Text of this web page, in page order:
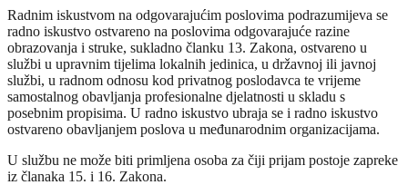
Radnim iskustvom na odgovarajućim poslovima podrazumijeva se
radno iskustvo ostvareno na poslovima odgovarajuće razine
obrazovanja i struke, sukladno članku 13. Zakona, ostvareno u
službi u upravnim tijelima lokalnih jedinica, u državnoj ili javnoj
službi, u radnom odnosu kod privatnog poslodavca te vrijeme
samostalnog obavljanja profesionalne djelatnosti u skladu s
posebnim propisima. U radno iskustvo ubraja se i radno iskustvo
ostvareno obavljanjem poslova u međunarodnim organizacijama.
U službu ne može biti primljena osoba za čiji prijam postoje zapreke
iz članaka 15. i 16. Zakona.